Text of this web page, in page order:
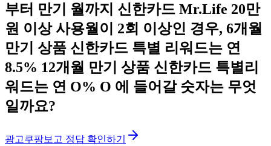
부터 만기 월까지 신한카드 Mr.Life 20만
원 이상 사용월이 2회 이상인 경우, 6개월
만기 상품 신한카드 특별 리워드는 연
8.5% 12개월 만기 상품 신한카드 특별리
워드는 연 O% O 에 들어갈 숫자는 무엇
일까요?
광고쿠팡보고 정답 확인하기